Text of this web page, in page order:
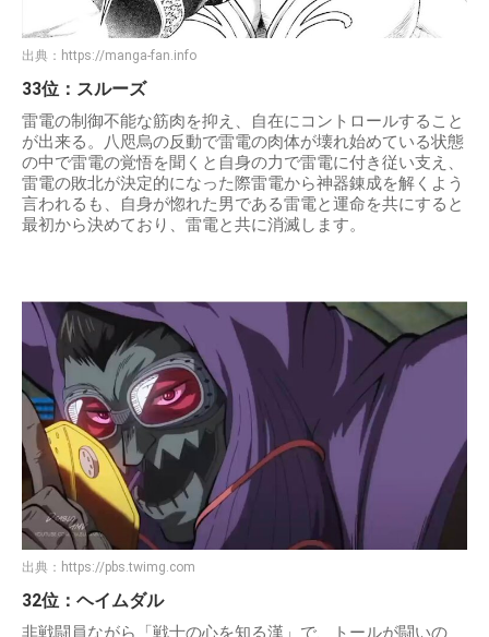
出典： https://manga-fan.info
33位：スルーズ
雷電の制御不能な筋肉を抑え、自在にコントロールすること
が出来る。八咫烏の反動で雷電の肉体が壊れ始めている状態
の中で雷電の覚悟を聞くと自身の力で雷電に付き従い支え、
雷電の敗北が決定的になった際雷電から神器錬成を解くよう
言われるも、自身が惚れた男である雷電と運命を共にすると
最初から決めており、雷電と共に消滅します。
出典： https://pbs.twimg.com
32位：ヘイムダル
非戦闘員ながら「戦士の心を知る漢」で、トールが闘いの